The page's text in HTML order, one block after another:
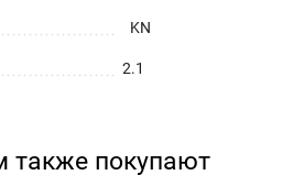
KN
2.1
также покупают